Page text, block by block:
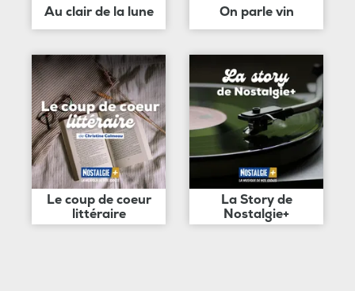
Au clair de la lune On parle vin
Le coup de coeur
littéraire
La Story de
Nostalgie+